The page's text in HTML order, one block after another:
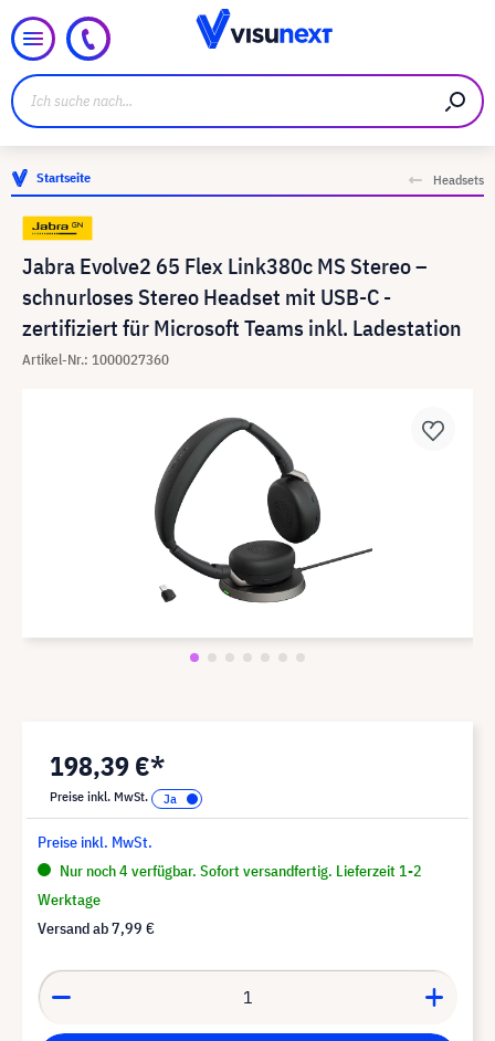
Startseite Headsets
Jabra Evolve2 65 Flex Link380c MS Stereo –
schnurloses Stereo Headset mit USB-C -
zertifiziert für Microsoft Teams inkl. Ladestation
Artikel-Nr.: 1000027360
198,39 €*
Preise inkl. MwSt.
Preise inkl. MwSt.
Nur noch 4 verfügbar. Sofort versandfertig. Lieferzeit 1-2
Werktage
Versand ab7,99 €